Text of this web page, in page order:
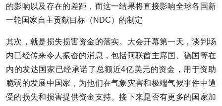
的影响以及存在的差距，而这一结果将直接影响全球各国新
一轮国家自主贡献目标（NDC）的制定
其次，就是损失损害资金的落实。大会开幕第一天，谈判场
内已经传来令人振奋的消息，包括阿联酋主席国、德国等在
内的发达国家已经承诺了总额近4亿美元的资金，用于资助
脆弱的发展中国家，为他们在气象灾害和极端气候事件中遭
受的损失和损害提供资金支持。接下来是否有更多的国家加